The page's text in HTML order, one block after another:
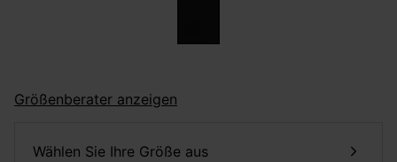
Größenberater anzeigen
Wählen Sie Ihre Größe aus